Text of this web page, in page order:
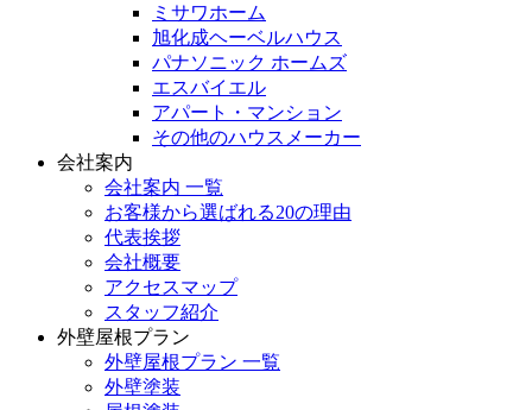
ミサワホーム
旭化成ヘーベルハウス
パナソニック ホームズ
エスバイエル
アパート・マンション
その他のハウスメーカー
会社案内
会社案内 一覧
お客様から選ばれる20の理由
代表挨拶
会社概要
アクセスマップ
スタッフ紹介
外壁屋根プラン
外壁屋根プラン 一覧
外壁塗装